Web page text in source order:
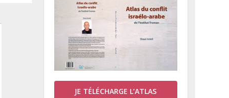
JE TÉLÉCHARGE L’ATLAS